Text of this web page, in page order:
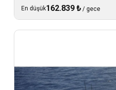
En düşük162.839 ₺ / gece